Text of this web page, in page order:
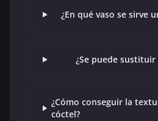
¿En qué vaso se sirve
¿Se puede
¿Cómo conseguir la
cóctel?